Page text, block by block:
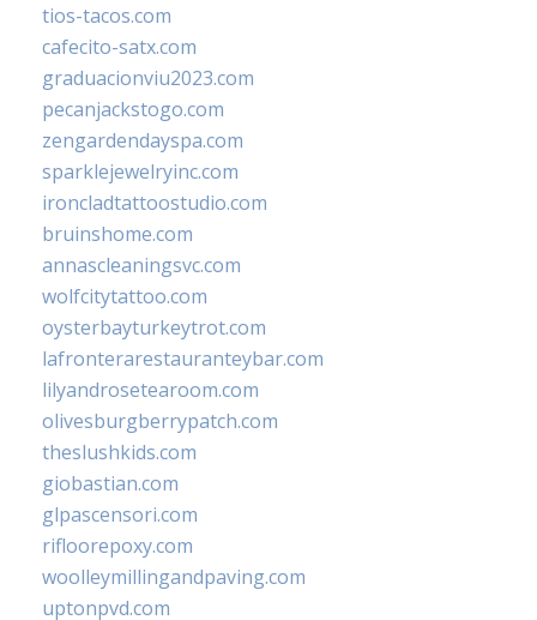
tios-tacos.com
cafecito-satx.com
graduacionviu2023.com
pecanjackstogo.com
zengardendayspa.com
sparklejewelryinc.com
ironcladtattoostudio.com
bruinshome.com
annascleaningsvc.com
wolfcitytattoo.com
oysterbayturkeytrot.com
lafronterarestauranteybar.com
lilyandrosetearoom.com
olivesburgberrypatch.com
theslushkids.com
giobastian.com
glpascensori.com
rifloorepoxy.com
woolleymillingandpaving.com
uptonpvd.com